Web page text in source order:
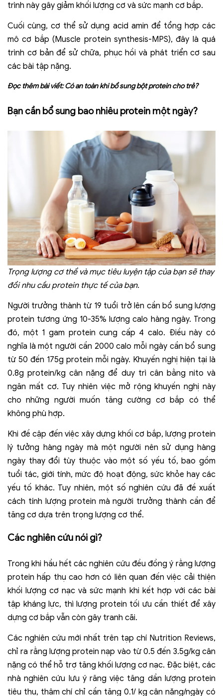
trình này gây giảm khối lượng cơ và sức mạnh cơ bắp.
Cuối cùng, cơ thể sử dụng acid amin để tổng hợp các
mô cơ bắp (Muscle protein synthesis-MPS), đây là quá
trình cơ bản để sử chữa, phục hồi và phát triển cơ sau
các bài tập nặng.
Đọc thêm bài viết:Có an toàn khi bổ sung bột protein cho trẻ?
Bạn cần bổ sung bao nhiêu protein một ngày?
Trọng lượng cơ thể và mục tiêu luyện tập của bạn sẽ thay
đổi nhu cầu protein thực tế của bạn.
Người trưởng thành từ 19 tuổi trở lên cần bổ sung lượng
protein tương ứng 10-35% lượng calo hàng ngày. Trong
đó, một 1 gam protein cung cấp 4 calo. Điều này có
nghĩa là một người cần 2000 calo mỗi ngày cần bổ sung
từ 50 đến 175g protein mỗi ngày. Khuyến nghị hiện tại là
0.8g protein/kg cân nặng để duy trì cân bằng nito và
ngăn mất cơ. Tuy nhiên việc mở rộng khuyến nghị này
cho những người muốn tăng cường cơ bắp có thể
không phù hợp.
Khi đề cập đến việc xây dựng khối cơ bắp, lượng protein
lý tưởng hàng ngày mà một người nên sử dụng hàng
ngày thay đổi tùy thuộc vào một số yếu tố, bao gồm
tuổi tác, giới tính, mức độ hoạt động, sức khỏe hay các
yếu tố khác. Tuy nhiên, một số nghiên cứu đã đề xuất
cách tính lượng protein mà người trưởng thành cần để
tăng cơ dựa trên trọng lượng cơ thể.
Các nghiên cứu nói gì?
Trong khi hầu hết các nghiên cứu đều đồng ý rằng lượng
protein hấp thụ cao hơn có liên quan đến việc cải thiện
khối lượng cơ nạc và sức mạnh khi kết hợp với các bài
tập kháng lực, thì lượng protein tối ưu cần thiết để xây
dựng cơ bắp vẫn còn gây tranh cãi.
Các nghiên cứu mới nhất trên tạp chí Nutrition Reviews,
chỉ ra rằng lượng protein nạp vào từ 0.5 đến 3.5g/kg cân
nặng có thể hỗ trợ tăng khối lượng cơ nạc. Đặc biệt, các
nhà nghiên cứu lưu ý răng việc tăng dần lượng protein
tiêu thụ, thậm chí chỉ cần tăng 0.1/ kg cân nặng/ngày có